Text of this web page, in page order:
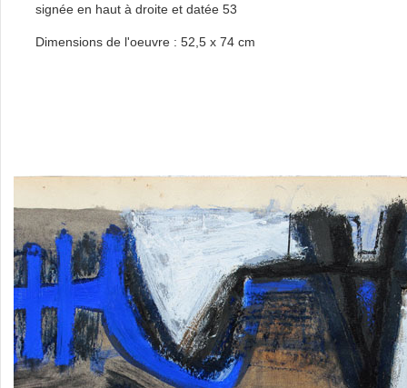
signée en haut à droite et datée 53
Dimensions de l'oeuvre : 52,5 x 74 cm